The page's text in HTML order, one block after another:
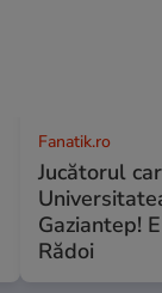
Fanatik.ro
Jucătorul
Gaziantep!
Rădoi